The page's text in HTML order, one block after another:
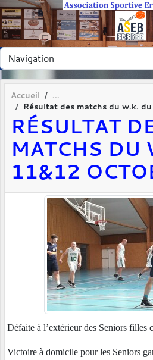
Accueil
Résultat des matchs du w.k.
RÉSULTAT
MATCHS DU
11&12
Défaite à l’extérieur des Seniors filles
Victoire à domicile pour les Seniors
Panneau de gestion des cookies